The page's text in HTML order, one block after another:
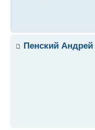
Пенский Андрей